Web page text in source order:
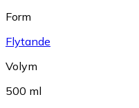
Form
Flytande
Volym
500 ml